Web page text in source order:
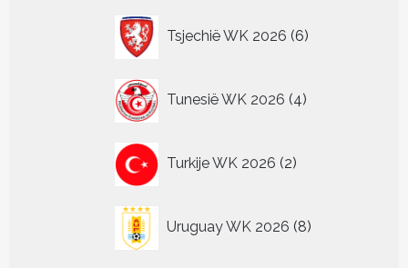
Tsjechië WK 2026 6
producten
Tunesië WK 2026 4
producten
Turkije WK 2026 2
producten
Uruguay WK 2026 8
producten